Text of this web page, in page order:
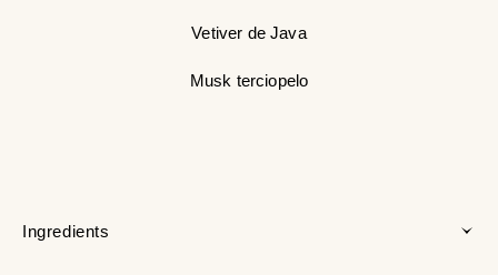
Vetiver de Java
Musk terciopelo
Ingredients